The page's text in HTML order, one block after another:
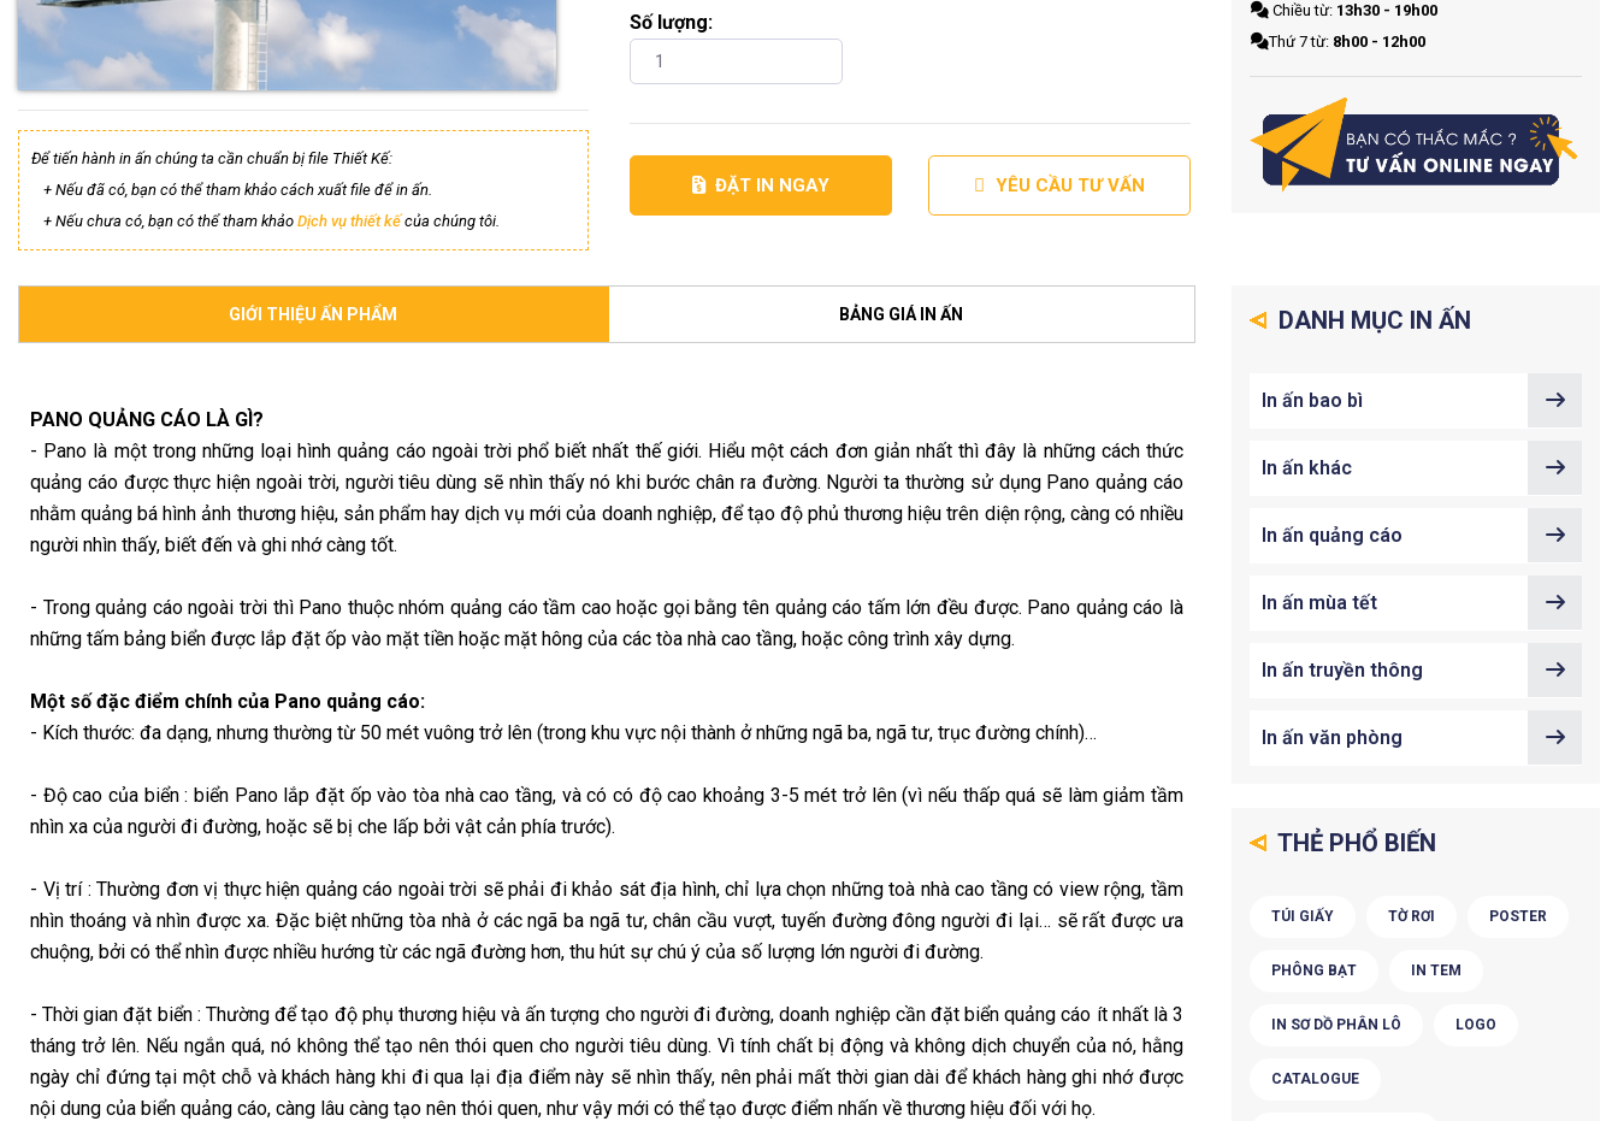
Để tiến hành in ấn chúng ta cần chuẩn bị file Thiết Kế:
+ Nếu đã có, bạn có thể tham khảo cách xuất file để in ấn.
+ Nếu chưa có, bạn có thể tham khảo Dịch vụ thiết kếcủa chúng tôi.
Số lượng:
ĐẶT IN NGAY YÊU CẦU TƯ VẤN
Chiều từ: 13h30 - 19h00
Thứ 7 từ: 8h00 - 12h00
GIỚI THIỆU ẤN PHẨM BẢNG GIÁ IN ẤN
PANO QUẢNG CÁO LÀ GÌ?
- Pano là một trong những loại hình quảng cáo ngoài trời phổ biết nhất thế giới. Hiểu một cách đơn giản nhất thì đây là những cách thức
quảng cáo được thực hiện ngoài trời, người tiêu dùng sẽ nhìn thấy nó khi bước chân ra đường. Người ta thường sử dụng Pano quảng cáo
nhằm quảng bá hình ảnh thương hiệu, sản phẩm hay dịch vụ mới của doanh nghiệp, để tạo độ phủ thương hiệu trên diện rộng, càng có nhiều
người nhìn thấy, biết đến và ghi nhớ càng tốt.
- Trong quảng cáo ngoài trời thì Pano thuộc nhóm quảng cáo tầm cao hoặc gọi bằng tên quảng cáo tấm lớn đều được. Pano quảng cáo là
những tấm bảng biển được lắp đặt ốp vào mặt tiền hoặc mặt hông của các tòa nhà cao tầng, hoặc công trình xây dựng.
Một số đặc điểm chính của Pano quảng cáo:
- Kích thước: đa dạng, nhưng thường từ 50 mét vuông trở lên (trong khu vực nội thành ở những ngã ba, ngã tư, trục đường chính)…
- Độ cao của biển : biển Pano lắp đặt ốp vào tòa nhà cao tầng, và có có độ cao khoảng 3-5 mét trở lên (vì nếu thấp quá sẽ làm giảm tầm
nhìn xa của người đi đường, hoặc sẽ bị che lấp bởi vật cản phía trước).
- Vị trí : Thường đơn vị thực hiện quảng cáo ngoài trời sẽ phải đi khảo sát địa hình, chỉ lựa chọn những toà nhà cao tầng có view rộng, tầm
nhìn thoáng và nhìn được xa. Đặc biệt những tòa nhà ở các ngã ba ngã tư, chân cầu vượt, tuyến đường đông người đi lại… sẽ rất được ưa
chuộng, bởi có thể nhìn được nhiều hướng từ các ngã đường hơn, thu hút sự chú ý của số lượng lớn người đi đường.
- Thời gian đặt biển : Thường để tạo độ phụ thương hiệu và ấn tượng cho người đi đường, doanh nghiệp cần đặt biển quảng cáo ít nhất là 3
tháng trở lên. Nếu ngắn quá, nó không thể tạo nên thói quen cho người tiêu dùng. Vì tính chất bị động và không dịch chuyển của nó, hằng
ngày chỉ đứng tại một chỗ và khách hàng khi đi qua lại địa điểm này sẽ nhìn thấy, nên phải mất thời gian dài để khách hàng ghi nhớ được
nội dung của biển quảng cáo, càng lâu càng tạo nên thói quen, như vậy mới có thể tạo được điểm nhấn về thương hiệu đối với họ.
DANH MỤC IN ẤN
In ấn bao bì
In ấn khác
In ấn quảng cáo
In ấn mùa tết
In ấn truyền thông
In ấn văn phòng
THẺ PHỔ BIẾN
TÚI GIẤY TỜ RƠI POSTER
PHÔNG BẠT IN TEM
IN SƠ DỒ PHÂN LÔ LOGO
CATALOGUE